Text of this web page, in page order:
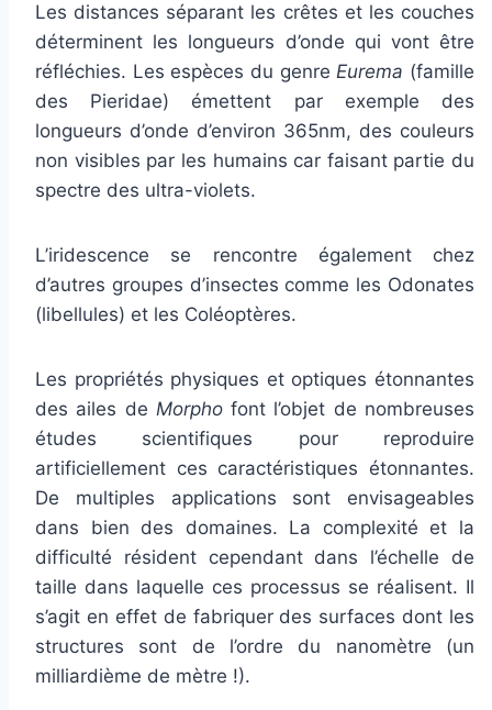
Les distances séparant les crêtes et les couches
déterminent les longueurs d’onde qui vont être
réfléchies. Les espèces du genreEurema (famille
des Pieridae) émettent par exemple des
longueurs d’onde d’environ 365nm, des couleurs
non visibles par les humains car faisant partie du
spectre des ultra-violets.
L’iridescence se rencontre également chez
d’autres groupes d’insectes comme les Odonates
(libellules) et les Coléoptères.
Les propriétés physiques et optiques étonnantes
des ailes de Morphofont l’objet de nombreuses
études scientifiques pour reproduire
artificiellement ces caractéristiques étonnantes.
De multiples applications sont envisageables
dans bien des domaines. La complexité et la
difficulté résident cependant dans l’échelle de
taille dans laquelle ces processus se réalisent. Il
s’agit en effet de fabriquer des surfaces dont les
structures sont de l’ordre du nanomètre (un
milliardième de mètre !).